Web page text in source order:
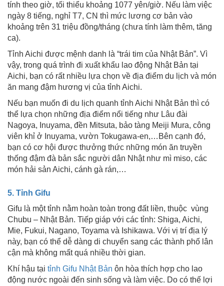
tính theo giờ, tối thiểu khoảng 1077 yên/giờ. Nếu làm việc
ngày 8 tiếng, nghỉ T7, CN thì mức lương cơ bản vào
khoảng trên 31 triệu đồng/tháng (chưa tính làm thêm, tăng
ca).
Tỉnh Aichi được mệnh danh là “trái tim của Nhật Bản”. Vì
vậy, trong quá trình đi xuất khẩu lao động Nhật Bản tại
Aichi, bạn có rất nhiều lựa chọn về địa điểm du lịch và món
ăn mang đậm hương vị của tỉnh Aichi.
Nếu bạn muốn đi du lịch quanh tỉnh Aichi Nhật Bản thì có
thể lựa chọn những địa điểm nổi tiếng như Lâu đài
Nagoya, Inuyama, đền Mitsuta, bảo tàng Meiji Mura, công
viên khỉ ở Inuyama, vườn Tokugawa-en,…Bên cạnh đó,
bạn có cơ hội được thưởng thức những món ăn truyền
thống đậm đà bản sắc người dân Nhật như mì miso, các
món hải sản Aichi, cánh gà rán,…
5. Tỉnh Gifu
Gifu là một tỉnh nằm hoàn toàn trong đất liền, thuộc vùng
Chubu – Nhật Bản. Tiếp giáp với các tỉnh: Shiga, Aichi,
Mie, Fukui, Nagano, Toyama và Ishikawa. Với vị trí địa lý
này, bạn có thể dễ dàng di chuyển sang các thành phố lân
cận mà không mất quá nhiều thời gian.
Khí hậu tại tỉnh Gifu Nhật Bản ôn hòa thích hợp cho lao
động nước ngoài đến sinh sống và làm việc. Do có thế lợi